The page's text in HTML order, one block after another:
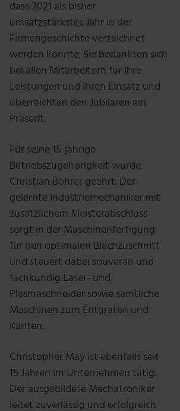
dass 2021 als bisher
umsatzstärkstes Jahr in der
Firmengeschichte verzeichnet
werden konnte. Sie bedankten sich
bei allen Mitarbeitern für Ihre
Leistungen und ihren Einsatz und
überreichten den Jubilaren ein
Präsent.
Für seine 15-jährige
Betriebszugehörigkeit wurde
Christian Böhrer geehrt. Der
gelernte Industriemechaniker mit
zusätzlichem Meisterabschluss
sorgt in der Maschinenfertigung
für den optimalen Blechzuschnitt
und steuert dabei souverän und
fachkundig Laser- und
Plasmaschneider sowie sämtliche
Maschinen zum Entgraten und
Kanten.
Christopher May ist ebenfalls seit
15 Jahren im Unternehmen tätig.
Der ausgebildete Mechatroniker
leitet zuverlässig und erfolgreich